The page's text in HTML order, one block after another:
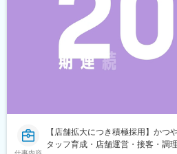
【店舗拡大につき積極採用】かつ
タッフ育成・店舗運営・接客・調